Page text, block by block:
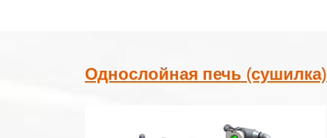
Однослойная печь (сушилка)